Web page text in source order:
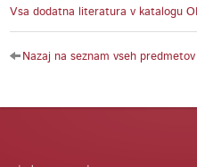
Vsa dodatna literatura v katalogu
Nazaj na seznam vseh predmetov